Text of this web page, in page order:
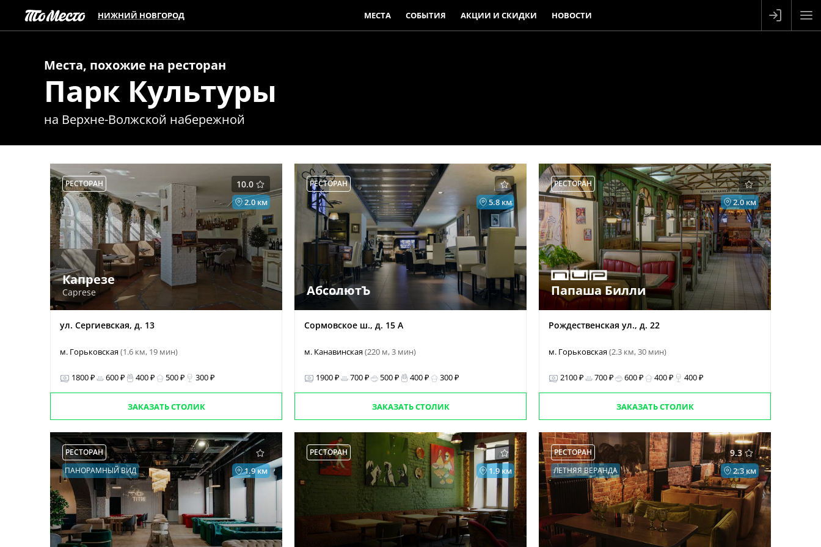
НИЖНИЙ НОВГОРОД МЕСТА СОБЫТИЯ АКЦИИ И СКИДКИ НОВОСТИ
Места, похожие на ресторан
Парк Культуры
на Верхне-Волжской набережной
10.0
РЕСТОРАН
2.0 км
Капрезе
Caprese
ул. Сергиевская, д. 13
м. Горьковская(1.6 км, 19 мин)
1800 ₽ 600 ₽ 400 ₽ 500 ₽ 300 ₽
ЗАКАЗАТЬ СТОЛИК
РЕСТОРАН
5.8 км
АбсолютЪ
Сормовское ш., д. 15 А
м. Канавинская(220 м, 3 мин)
1900 ₽ 700 ₽ 500 ₽ 400 ₽ 300 ₽
ЗАКАЗАТЬ СТОЛИК
РЕСТОРАН
2.0 км
Папаша Билли
Рождественская ул., д. 22
м. Горьковская(2.3 км, 30 мин)
2100 ₽ 700 ₽ 600 ₽ 400 ₽ 400 ₽
ЗАКАЗАТЬ СТОЛИК
РЕСТОРАН
1.9 км
ПАНОРАМНЫЙ ВИД
РЕСТОРАН
1.9 км
9.3
РЕСТОРАН
2.3 км
ЛЕТНЯЯ ВЕРАНДА